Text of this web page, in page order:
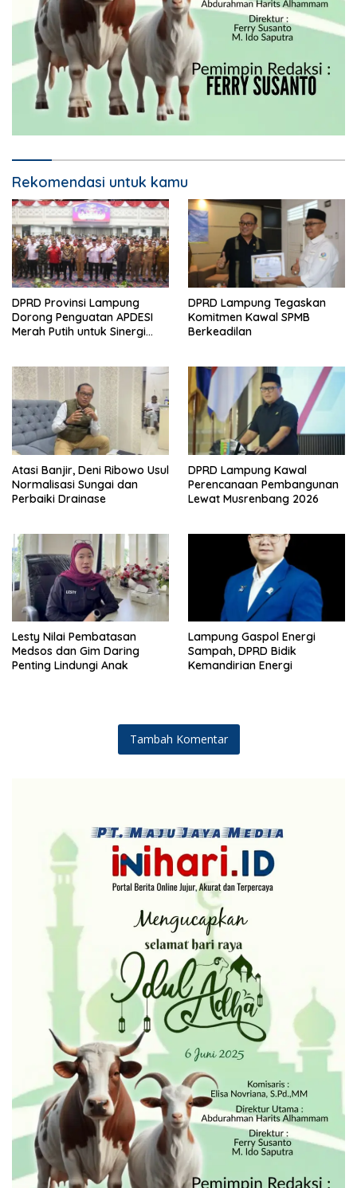
Rekomendasi untuk kamu
DPRD Provinsi Lampung
Dorong Penguatan APDESI
Merah Putih untuk Sinergi
DPRD Lampung Tegaskan
Komitmen Kawal SPMB
Berkeadilan
Atasi Banjir, Deni Ribowo Usul
Normalisasi Sungai dan
Perbaiki Drainase
DPRD Lampung Kawal
Perencanaan Pembangunan
Lewat Musrenbang 2026
Lesty Nilai Pembatasan
Medsos dan Gim Daring
Penting Lindungi Anak
Lampung Gaspol Energi
Sampah, DPRD Bidik
Kemandirian Energi
Tambah Komentar